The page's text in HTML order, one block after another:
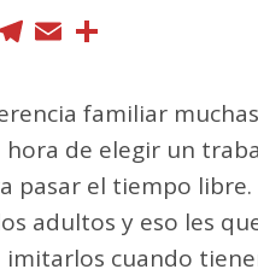
Telegram
Email
familiar
hora de elegir un
pasar el tiempo
adultos y eso les
imitarlos cuando